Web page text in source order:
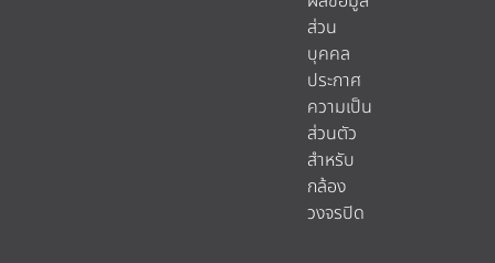
ส่วน
บุคคล
ประกาศ
ความเป็น
ส่วนตัว
สำหรับ
กล้อง
วงจรปิด